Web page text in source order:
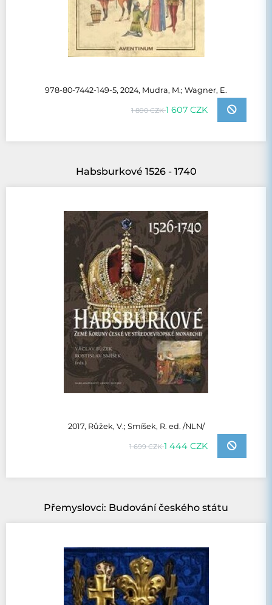
978-80-7442-149-5, 2024, Mudra, M.; Wagner, E.
1 890 CZK1 607 CZK
Habsburkové 1526 - 1740
2017, Růžek, V.; Smíšek, R. ed. /NLN/
1 699 CZK1 444 CZK
Přemyslovci: Budování českého státu